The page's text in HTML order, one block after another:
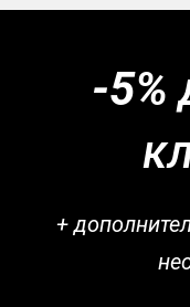
-5%
+